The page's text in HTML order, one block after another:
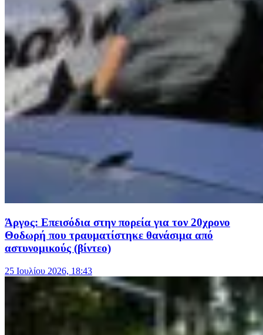
Άργος: Επεισόδια στην πορεία για τον 20χρονο
Θοδωρή που τραυματίστηκε θανάσιμα από
αστυνομικούς (βίντεο)
25 Ιουλίου 2026, 18:43